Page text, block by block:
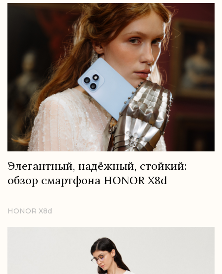
Элегантный, надёжный, стойкий:
обзор смартфона HONOR X8d
HONOR X8d